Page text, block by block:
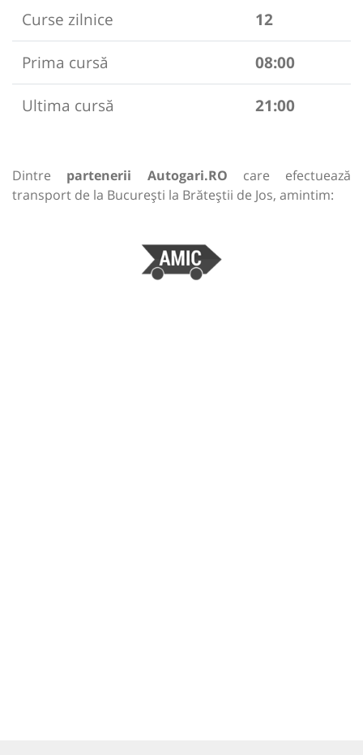
Curse zilnice
12
Prima cursă
08:00
Ultima cursă
21:00
Dintre partenerii Autogari.RO care efectuează
transport de la București la Brăteștii de Jos, amintim: